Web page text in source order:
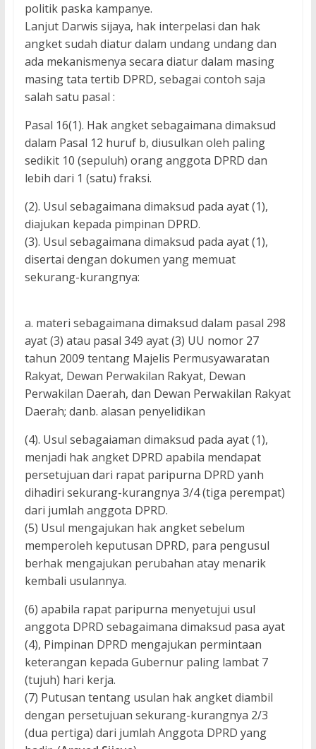
politik paska kampanye.
Lanjut Darwis sijaya, hak interpelasi dan hak
angket sudah diatur dalam undang undang dan
ada mekanismenya secara diatur dalam masing
masing tata tertib DPRD, sebagai contoh saja
salah satu pasal :
Pasal 16(1). Hak angket sebagaimana dimaksud
dalam Pasal 12 huruf b, diusulkan oleh paling
sedikit 10 (sepuluh) orang anggota DPRD dan
lebih dari 1 (satu) fraksi.
(2). Usul sebagaimana dimaksud pada ayat (1),
diajukan kepada pimpinan DPRD.
(3). Usul sebagaimana dimaksud pada ayat (1),
disertai dengan dokumen yang memuat
sekurang-kurangnya:
a. materi sebagaimana dimaksud dalam pasal 298
ayat (3) atau pasal 349 ayat (3) UU nomor 27
tahun 2009 tentang Majelis Permusyawaratan
Rakyat, Dewan Perwakilan Rakyat, Dewan
Perwakilan Daerah, dan Dewan Perwakilan Rakyat
Daerah; danb. alasan penyelidikan
(4). Usul sebagaiaman dimaksud pada ayat (1),
menjadi hak angket DPRD apabila mendapat
persetujuan dari rapat paripurna DPRD yanh
dihadiri sekurang-kurangnya 3/4 (tiga perempat)
dari jumlah anggota DPRD.
(5) Usul mengajukan hak angket sebelum
memperoleh keputusan DPRD, para pengusul
berhak mengajukan perubahan atay menarik
kembali usulannya.
(6) apabila rapat paripurna menyetujui usul
anggota DPRD sebagaimana dimaksud pasa ayat
(4), Pimpinan DPRD mengajukan permintaan
keterangan kepada Gubernur paling lambat 7
(tujuh) hari kerja.
(7) Putusan tentang usulan hak angket diambil
dengan persetujuan sekurang-kurangnya 2/3
(dua pertiga) dari jumlah Anggota DPRD yang